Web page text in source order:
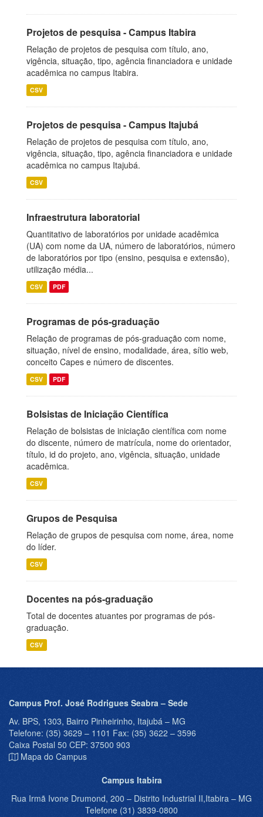
Projetos de pesquisa - Campus Itabira
Relação de projetos de pesquisa com título, ano,
vigência, situação, tipo, agência financiadora e unidade
acadêmica no campus Itabira.
CSV
Projetos de pesquisa - Campus Itajubá
Relação de projetos de pesquisa com título, ano,
vigência, situação, tipo, agência financiadora e unidade
acadêmica no campus Itajubá.
CSV
Infraestrutura laboratorial
Quantitativo de laboratórios por unidade acadêmica
(UA) com nome da UA, número de laboratórios, número
de laboratórios por tipo (ensino, pesquisa e extensão),
utilização média...
CSV PDF
Programas de pós-graduação
Relação de programas de pós-graduação com nome,
situação, nível de ensino, modalidade, área, sítio web,
conceito Capes e número de discentes.
CSV PDF
Bolsistas de Iniciação Científica
Relação de bolsistas de iniciação científica com nome
do discente, número de matrícula, nome do orientador,
título, id do projeto, ano, vigência, situação, unidade
acadêmica.
CSV
Grupos de Pesquisa
Relação de grupos de pesquisa com nome, área, nome
do líder.
CSV
Docentes na pós-graduação
Total de docentes atuantes por programas de pós-
graduação.
CSV
Campus Prof. José Rodrigues Seabra – Sede
Av. BPS, 1303, Bairro Pinheirinho, Itajubá – MG
Telefone: (35) 3629 – 1101 Fax: (35) 3622 – 3596
Caixa Postal 50 CEP: 37500 903
Mapa do Campus
Campus Itabira
Rua Irmã Ivone Drumond, 200 – Distrito Industrial II,Itabira – MG
Telefone (31) 3839-0800